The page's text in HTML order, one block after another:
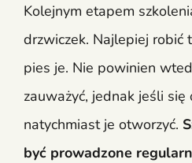
Kolejnym etapem
drzwiczek. Najlepiej robić
pies je. Nie powinien
zauważyć, jednak jeśli
natychmiast je otworzyć.
być prowadzone